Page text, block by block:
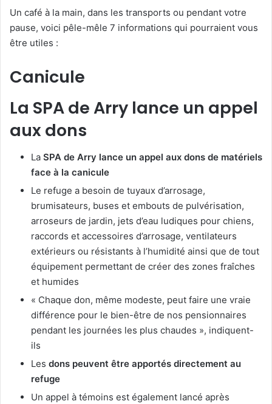
Un café à la main, dans les transports ou pendant votre
pause, voici pêle-mêle 7 informations qui pourraient vous
être utiles :
Canicule
La SPA de Arry lance un appel
aux dons
La SPA de Arry lance un appel aux dons de matériels
face à la canicule
Le refuge a besoin de tuyaux d’arrosage,
brumisateurs, buses et embouts de pulvérisation,
arroseurs de jardin, jets d’eau ludiques pour chiens,
raccords et accessoires d’arrosage, ventilateurs
extérieurs ou résistants à l’humidité ainsi que de tout
équipement permettant de créer des zones fraîches
et humides
« Chaque don, même modeste, peut faire une vraie
différence pour le bien-être de nos pensionnaires
pendant les journées les plus chaudes », indiquent-
ils
Les dons peuvent être apportés directement au
refuge
Un appel à témoins est également lancé après